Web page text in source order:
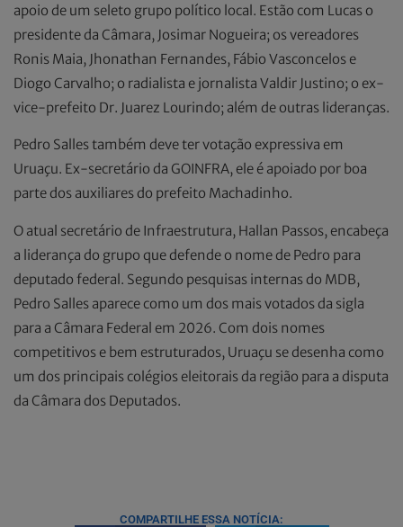
apoio de um seleto grupo político local. Estão com Lucas o
presidente da Câmara, Josimar Nogueira; os vereadores
Ronis Maia, Jhonathan Fernandes, Fábio Vasconcelos e
Diogo Carvalho; o radialista e jornalista Valdir Justino; o ex-
vice-prefeito Dr. Juarez Lourindo; além de outras lideranças.
Pedro Salles também deve ter votação expressiva em
Uruaçu. Ex-secretário da GOINFRA, ele é apoiado por boa
parte dos auxiliares do prefeito Machadinho.
O atual secretário de Infraestrutura, Hallan Passos, encabeça
a liderança do grupo que defende o nome de Pedro para
deputado federal. Segundo pesquisas internas do MDB,
Pedro Salles aparece como um dos mais votados da sigla
para a Câmara Federal em 2026. Com dois nomes
competitivos e bem estruturados, Uruaçu se desenha como
um dos principais colégios eleitorais da região para a disputa
da Câmara dos Deputados.
COMPARTILHE ESSA NOTÍCIA: